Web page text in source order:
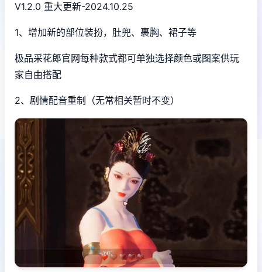
V1.2.0 重大更新-2024.10.25
1、增加新的部位装扮，肚兜、裹胸、裙子等
极品采花郎官网每种款式都可单独选择颜色或图案供玩
家自由搭配
2、剧情配音重制（无常相关暂时不变）